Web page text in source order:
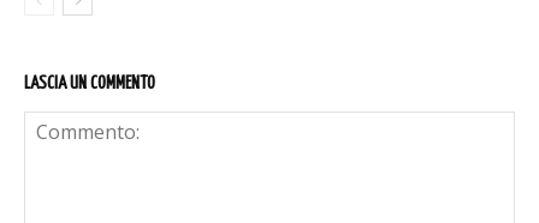
LASCIA UN COMMENTO